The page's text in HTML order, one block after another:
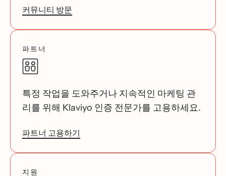
커뮤니티 방문
파트너
특정 작업을 도와주거나 지속적인 마케팅 관
리를 위해 Klaviyo 인증 전문가를 고용하세요.
파트너 고용하기
지원